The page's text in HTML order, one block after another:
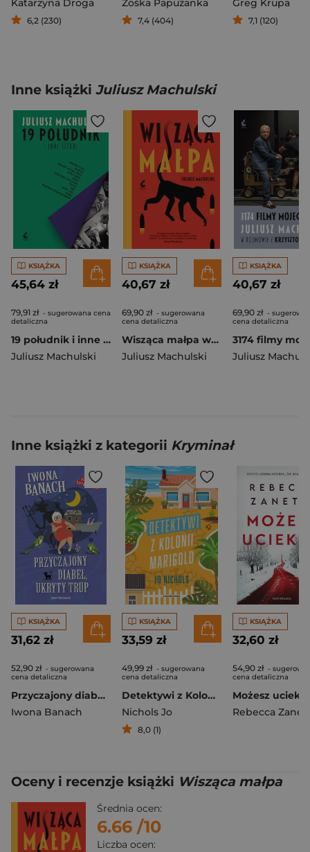
Katarzyna Droga
6,2 (230)
Zośka Papużanka
7,4 (404)
Greg Krupa
7,1 (120)
Inne książki Juliusz Machulski
KSIĄŻKA
45,64 zł
79,91 zł - sugerowana cena
detaliczna
19 południk i inne sztuki
Juliusz Machulski
KSIĄŻKA
40,67 zł
69,90 zł - sugerowana
cena detaliczna
Wisząca małpa wyd.II
Juliusz Machulski
KSIĄŻKA
40,67 zł
69,90 zł -
cena detaliczna
Juliusz
Inne książki z kategorii Kryminał
KSIĄŻKA
31,62 zł
52,90 zł - sugerowana
cena detaliczna
Przyczajony diabeł, ukryty trup
Iwona Banach
KSIĄŻKA
33,59 zł
49,99 zł - sugerowana
cena detaliczna
Detektywi z Kolonii Marigold
Nichols Jo
8,0 (1)
KSIĄŻKA
32,60 zł
54,90 zł -
cena detaliczna
Możesz
Rebecca
Oceny i recenzje książki Wisząca małpa
Średnia ocen:
6.66 /10
Liczba ocen: